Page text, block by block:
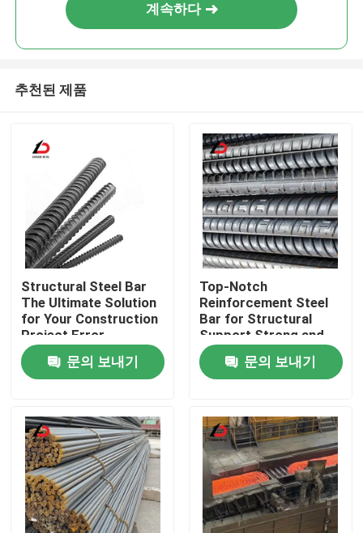
집
제품
비디오
계속하다
추천된 제품
Structural Steel Bar
The Ultimate Solution
for Your Construction
Project Error
Message Forbidden
문의 보내기
Top-Notch
Reinforcement Steel
Bar for Structural
Support Strong and
Dependable
문의 보내기